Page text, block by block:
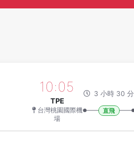
10:05
TPE
台灣桃園國際機
場
3 小時 30 分
直飛